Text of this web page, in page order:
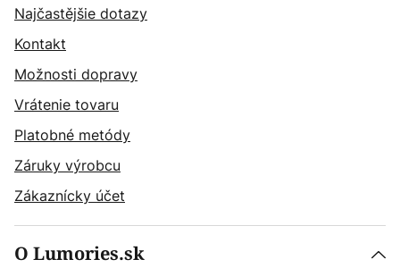
Najčastějšie dotazy
Kontakt
Možnosti dopravy
Vrátenie tovaru
Platobné metódy
Záruky výrobcu
Zákaznícky účet
O Lumories.sk